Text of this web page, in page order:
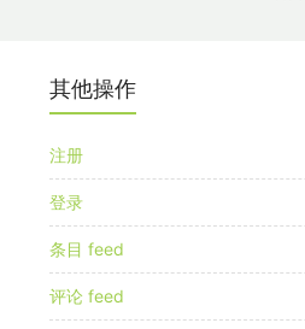
其他操作
注册
登录
条目 feed
评论 feed